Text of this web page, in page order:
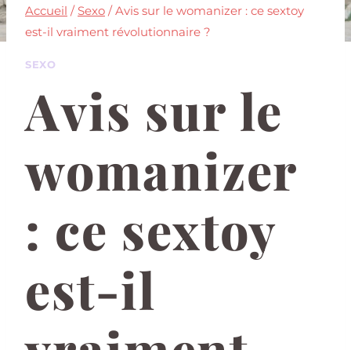
Accueil / Sexo / Avis sur le womanizer : ce sextoy
est-il vraiment révolutionnaire ?
SEXO
Avis sur le
womanizer
: ce sextoy
est-il